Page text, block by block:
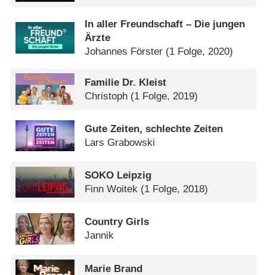
In aller Freundschaft – Die jungen
Ärzte
Johannes Förster (1 Folge, 2020)
Familie Dr. Kleist
Christoph (1 Folge, 2019)
Gute Zeiten, schlechte Zeiten
Lars Grabowski
SOKO Leipzig
Finn Woitek (1 Folge, 2018)
Country Girls
Jannik
Marie Brand